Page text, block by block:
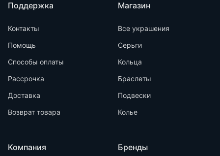
Поддержка
Контакты
Помощь
Способы оплаты
Рассрочка
Доставка
Возврат товара
Компания
Магазин
Все украшения
Серьги
Кольца
Браслеты
Подвески
Колье
Бренды